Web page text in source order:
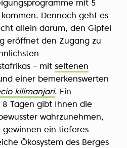
mit 5
Dennoch geht es
allein darum, den Gipfel
eröffnet den Zugang zu
– mit seltenen
einer bemerkenswerten
kilimanjari. Ein
Tagen gibt Ihnen die
wahrzunehmen,
gewinnen ein tieferes
Ökosystem des Berges